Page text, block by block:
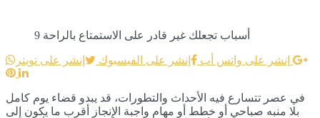
9 أسباب تجعلك غير قادر على الاستمتاع بالراحة
إنشر على واتس أب إنشر على الفيسبوك إنشر على تويتر
في عصر تتسارع فيه الأحداث والتطورات، قد يبدو قضاء يوم كامل
بلا منبه صباحي أو خطط أو مهام واجبة الإنجاز أقرب ما يكون إلى